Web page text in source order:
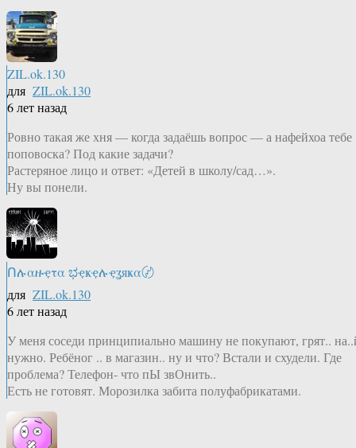
ZIL.ok.130
для ZIL.ok.130
6 лет назад
Ровно такая же хня — когда задаёшь вопрос — а нафейхоа тебе
поповоска? Под какие задачи?
Растеряное лицо и ответ: «Детей в школу/сад…».
Ну вы понели.
Ոሉαዙҿτα ಭҿҝҿሉҿʓяҝα〄
для ZIL.ok.130
6 лет назад
У меня соседи принципиально машину не покупают, грят..
нужно. Ребёног .. в магазин.. ну и что? Встали и схудели. Где
проблема? Телефон- что пЫ звОнить..
Есть не готовят. Морозилка забита полуфабрикатами.